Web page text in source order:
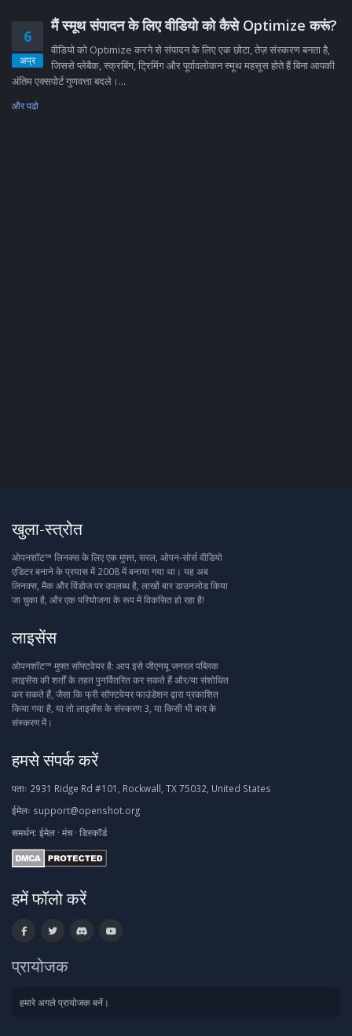
6
अप्र
मैं स्मूथ संपादन के लिए वीडियो को कैसे Optimize करूं?
वीडियो को Optimize करने से संपादन के लिए एक छोटा, तेज़ संस्करण बनता है,
जिससे प्लेबैक, स्क्रबिंग, ट्रिमिंग और पूर्वावलोकन स्मूथ महसूस होते हैं बिना आपकी
अंतिम एक्सपोर्ट गुणवत्ता बदले।...
और पढो
खुला-स्त्रोत
ओपनशॉट™ लिनक्स के लिए एक मुफ्त, सरल, ओपन-सोर्स वीडियो
एडिटर बनाने के प्रयास में 2008 में बनाया गया था। यह अब
लिनक्स, मैक और विंडोज पर उपलब्ध है, लाखों बार डाउनलोड किया
जा चुका है, और एक परियोजना के रूप में विकसित हो रहा है!
लाइसेंस
ओपनशॉट™ मुफ्त सॉफ्टवेयर है: आप इसे जीएनयू जनरल पब्लिक
लाइसेंस की शर्तों के तहत पुनर्वितरित कर सकते हैं और/या संशोधित
कर सकते हैं, जैसा कि फ्री सॉफ्टवेयर फाउंडेशन द्वारा प्रकाशित
किया गया है, या तो लाइसेंस के संस्करण 3, या किसी भी बाद के
संस्करण में।
हमसे संपर्क करें
पताः 2931 Ridge Rd #101, Rockwall, TX 75032, United States
ईमेलः support@openshot.org
समर्थन: ईमेल · मंच· डिस्कॉर्ड
हमें फॉलो करें
प्रायोजक
हमारे अगले प्रायोजक बनें।